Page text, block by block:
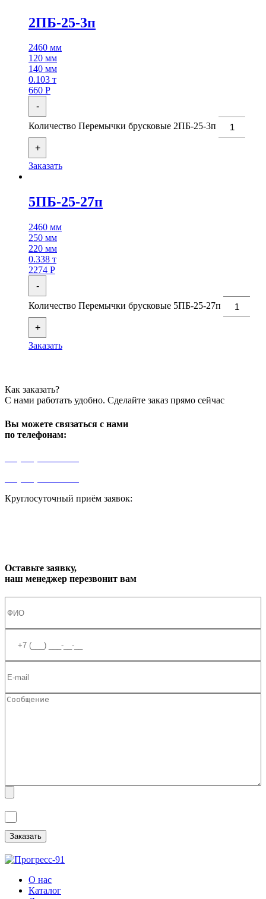
2ПБ-25-3п
2460 мм
120 мм
140 мм
0.103 т
660 Р
-
Количество Перемычки брусковые 2ПБ-25-3п
+
Заказать
5ПБ-25-27п
2460 мм
250 мм
220 мм
0.338 т
2274 Р
-
Количество Перемычки брусковые 5ПБ-25-27п
+
Заказать
Как заказать?
С нами работать удобно. Сделайте заказ прямо сейчас
Вы можете связаться с нами
по телефонам:
Круглосуточный приём заявок:
Оставьте заявку,
наш менеджер перезвонит вам
О нас
Каталог